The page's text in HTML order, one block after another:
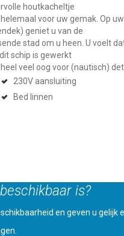
houtkacheltje
voor uw gemak. Op
geniet u van de
stad om u heen. U voelt
schip is gewerkt
veel oog voor (nautisch)
230V aansluiting
Bed linnen
is?
en geven u gelijk